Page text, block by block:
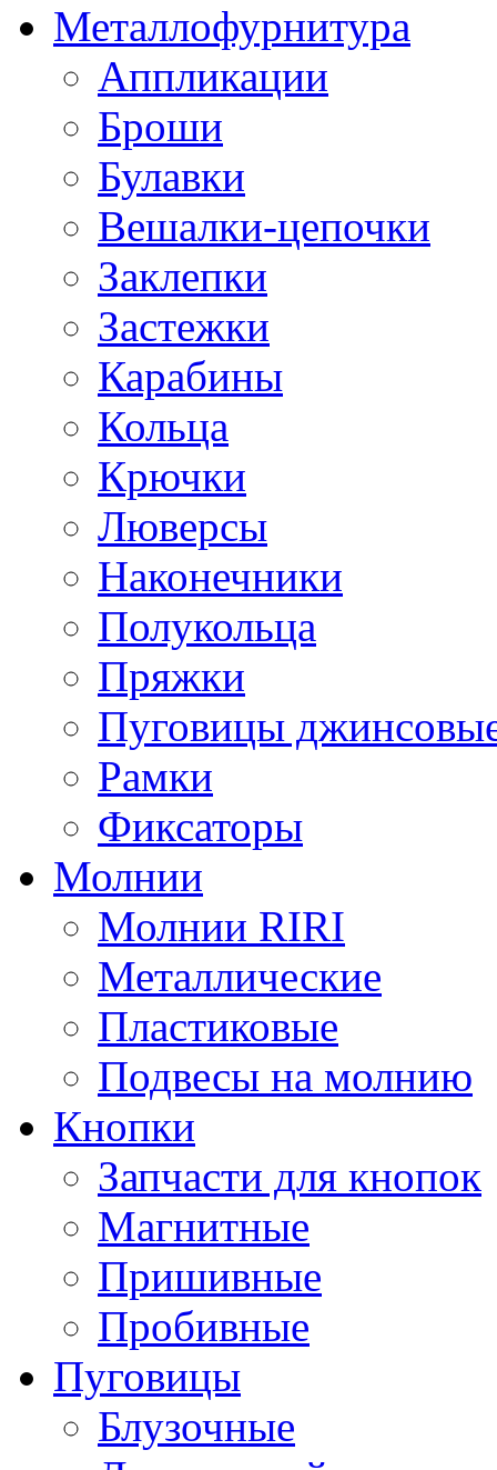
Металлофурнитура
Аппликации
Броши
Булавки
Вешалки-цепочки
Заклепки
Застежки
Карабины
Кольца
Крючки
Люверсы
Наконечники
Полукольца
Пряжки
Пуговицы
Рамки
Фиксаторы
Молнии
Молнии RIRI
Металлические
Пластиковые
Подвесы на молнию
Кнопки
Запчасти для кнопок
Магнитные
Пришивные
Пробивные
Пуговицы
Блузочные